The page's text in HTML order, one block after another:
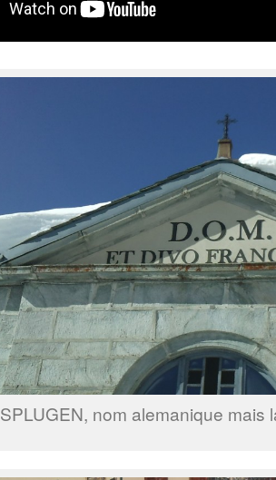
SPLUGEN, nom alemanique mais